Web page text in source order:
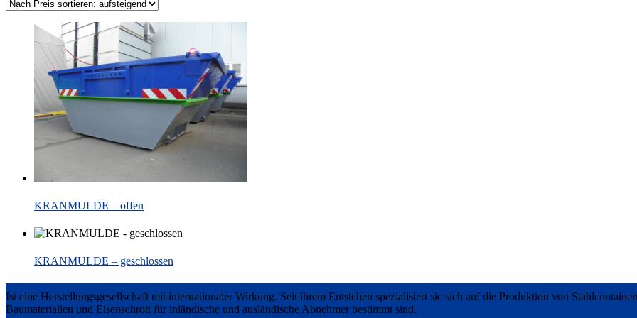
KRANMULDE – offen
KRANMULDE – geschlossen
Ist eine Herstellungsgesellschaft mit internationaler Wirkung. Seit ihrem Entstehen spezialisiert sie sich auf die Produktion von
Baumaterialien und Eisenschrott für inländische und ausländische Abnehmer bestimmt sind.